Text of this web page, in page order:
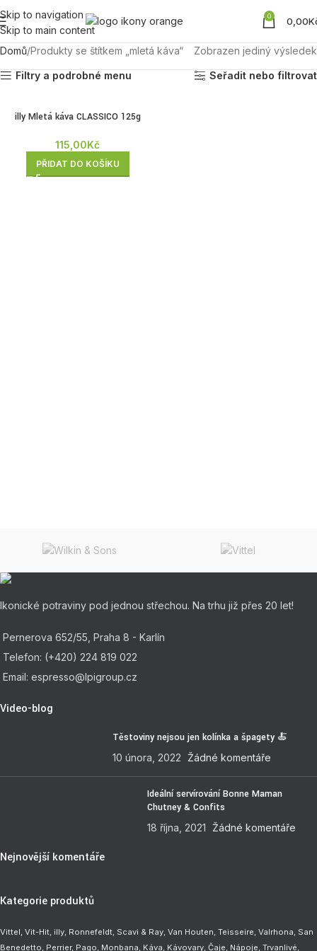
Skip to navigation
Skip to main content
0 0,00
Domů Produkty se štítkem „mletá káva“ Zobrazen jediný výsledek
Filtry a podrobné menu Seřadit nebo filtrovat
illy Mletá káva CLASSICO 125g
115,00Kč
PŘIDAT DO KOŠÍKU
Ikonické potraviny pod jednou střechou. Na trhu již přes 20 let!
Pernerova 652/55, Praha 8 - Karlín
Telefon: (+420) 224 819 022
Email: espresso@lpigroup.cz
Video-blog
Těstoviny nejsou jen kolínka a špagety 🍝
10 února, 2022 Žádné komentáře
Ideální servírování Bonne Maman
Chutney & Confits
18 října, 2021 Žádné komentáře
Nejnovější komentáře
Kategorie produktů
Vittel, Vit-Hit illy Ronnefeldt Scavi & Ray Van Houten Teisseire Valrhona San
Benedetto Perrier, Pago Monbana Káva Kávovary Čaje Nápoje Trvanlivé